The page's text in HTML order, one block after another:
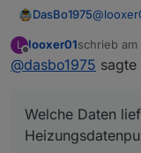
DasBo1975@
Hi,
Gut das
Welche
L
Offline
looxer01schrieb am
zuletzt
@dasbo1975 sagte
Welche Daten